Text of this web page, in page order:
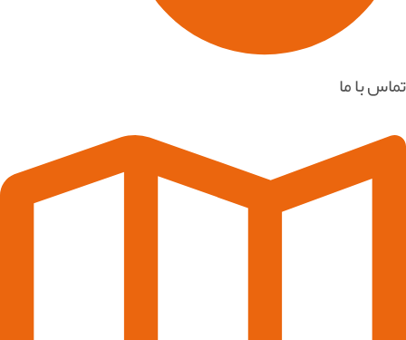
تماس با ما